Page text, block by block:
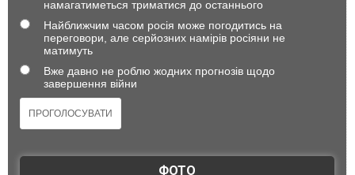
намагатиметься триматися до останнього
Найближчим часом росія може погодитись на
переговори, але серйозних намірів росіяни не
матимуть
Вже давно не роблю жодних прогнозів щодо
завершення війни
ФОТО